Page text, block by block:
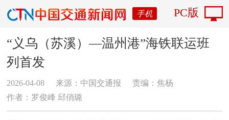
手机 PC版
“义乌（苏溪）—温州港”海铁联运班
列首发
2026-04-08 来源：中国交通报
责编：焦杨
作者：​罗俊峰 邱俏璐